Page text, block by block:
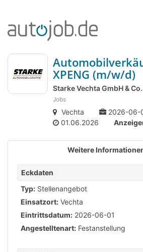
XPENG (m/w/d)
Starke Vechta GmbH & Co.
Jobs
Vechta
2026-06-
01.06.2026
Weitere
Eckdaten
Typ: Stellenangebot
Einsatzort: Vechta
Eintrittsdatum: 2026-06-01
Angestelltenart: Festanstellung